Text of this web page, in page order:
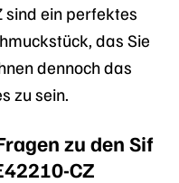
sind ein perfektes
das Sie
dennoch das
zu sein.
zu den Sif
CZ